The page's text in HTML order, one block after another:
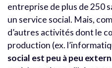
entreprise de plus de 250
un service social. Mais,
d’autres activités dont le
production (ex.
social est peu à peu